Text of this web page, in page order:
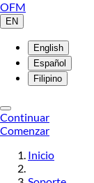
OFM
EN
English
Español
Filipino
Continuar
Comenzar
Inicio